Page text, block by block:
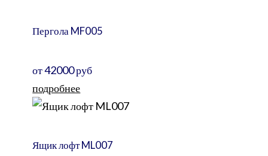
Пергола MF005
от 42000 руб
подробнее
Ящик лофт ML007